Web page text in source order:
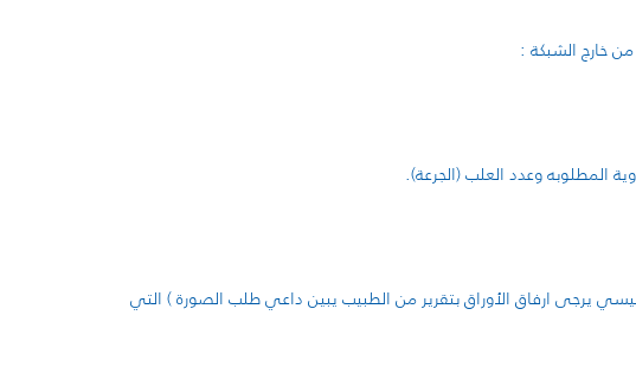
خارج الشبكة :
يرجى ارفاق الأوراق بتقرير من الطبيب يبين داعي طلب الصورة ) التي